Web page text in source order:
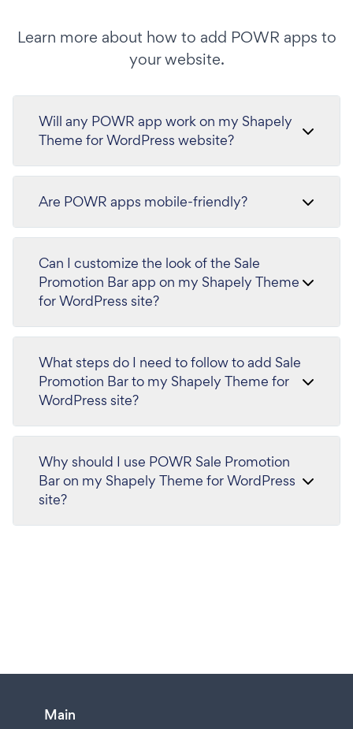
Learn more about how to add POWR apps to
your website.
Will any POWR app work on my Shapely
Theme for WordPress website?
Are POWR apps mobile-friendly?
Can I customize the look of the Sale
Promotion Bar app on my Shapely Theme
for WordPress site?
What steps do I need to follow to add Sale
Promotion Bar to my Shapely Theme for
WordPress site?
Why should I use POWR Sale Promotion
Bar on my Shapely Theme for WordPress
site?
Main